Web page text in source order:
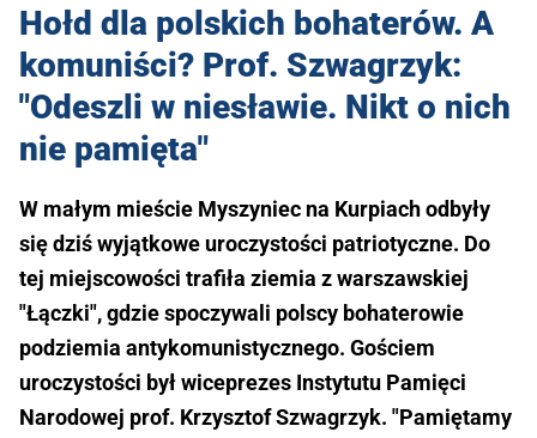
Hołd dla polskich bohaterów. A
komuniści? Prof. Szwagrzyk:
"Odeszli w niesławie. Nikt o nich
nie pamięta"
W małym mieście Myszyniec na Kurpiach odbyły
się dziś wyjątkowe uroczystości patriotyczne. Do
tej miejscowości trafiła ziemia z warszawskiej
"Łączki", gdzie spoczywali polscy bohaterowie
podziemia antykomunistycznego. Gościem
uroczystości był wiceprezes Instytutu Pamięci
Narodowej prof. Krzysztof Szwagrzyk. "Pamiętamy